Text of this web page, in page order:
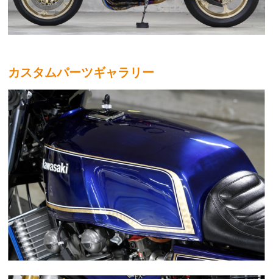
カスタムパーツギャラリー